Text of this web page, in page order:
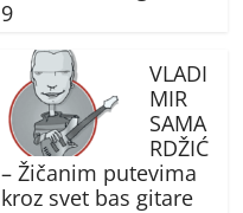
9
VLADI
MIR
SAMA
RDŽIĆ
– Žičanim putevima
kroz svet bas gitare